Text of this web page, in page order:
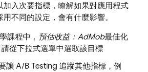
加入次要指標，瞭解如果對應用程式
不同的設定，會有什麼影響。
課程中， 預估收益： AdMob最佳化
從下拉式選單中選取該目標
讓 A/B Testing 追蹤其他指標，例